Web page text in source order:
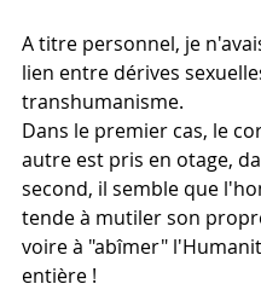
A titre personnel, je
lien entre dérives
transhumanisme.
Dans le premier cas, le
autre est pris en otage,
second, il semble que
tende à mutiler son
voire à "abîmer"
entière !